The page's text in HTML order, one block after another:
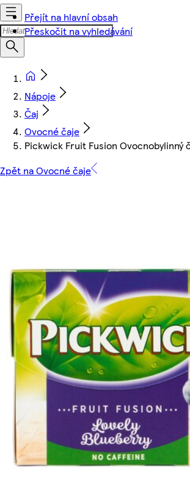
Přejít na hlavní obsah
Přeskočit na vyhledávání
Nápoje
Čaj
Ovocné čaje
Pickwick Fruit Fusion Ovocnobylinný
Zpět na Ovocné čaje